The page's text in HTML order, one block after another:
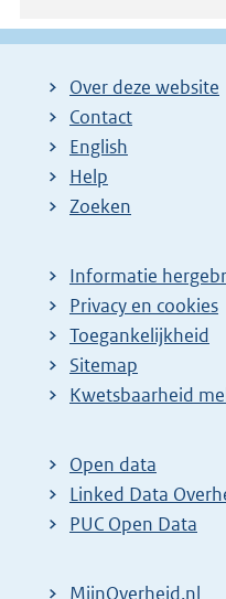
Over deze website
Contact
English
Help
Zoeken
Informatie
Privacy en cookies
Toegankelijkheid
Sitemap
E
t
e
r
Kwetsbaarheid
Open data
Linked Data
PUC Open Data
MijnOverheid.nl